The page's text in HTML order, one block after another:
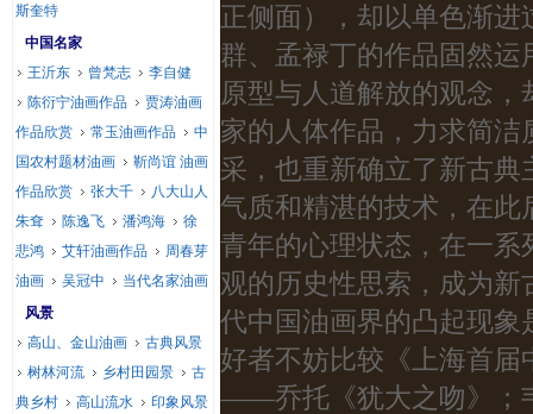
正侧面），却以单色渐
群、孟禄丁的作品固然
原型与人道解放的观念
家的人体作品，力求简
采，也重新确立了新古
气质和精湛的技术，在
青年的心理状态，在一
观的历史性思索，成为
代中国油画界的凸起现
好者不妨比较《上海首
——乔托《犹大之吻》；
斯奎特
中国名家
王沂东
曾梵志
李自健
陈衍宁油画作品
贾涛油画
作品欣赏
常玉油画作品
中
国农村题材油画
靳尚谊 油画
作品欣赏
张大千
八大山人
朱耷
陈逸飞 潘鸿海
徐
悲鸿
艾轩油画作品
周春芽
油画
吴冠中
当代名家油画
风景
高山、金山油画
古典风景
树林河流
乡村田园景
古
典乡村
高山流水
印象风景